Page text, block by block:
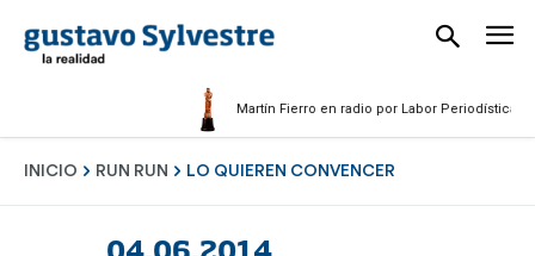
Martín Fierro en radio por Labor Periodística
INICIO RUN RUN LO QUIEREN CONVENCER